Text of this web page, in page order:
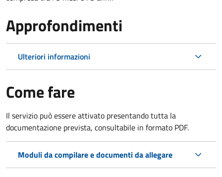
Approfondimenti
Ulteriori informazioni
Come fare
Il servizio può essere attivato presentando tutta la
documentazione prevista, consultabile in formato PDF.
Moduli da compilare e documenti da allegare